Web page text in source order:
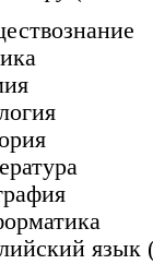
язык